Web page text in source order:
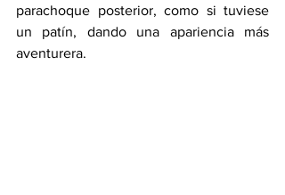
parachoque posterior, como si tuviese
un patín, dando una apariencia más
aventurera.